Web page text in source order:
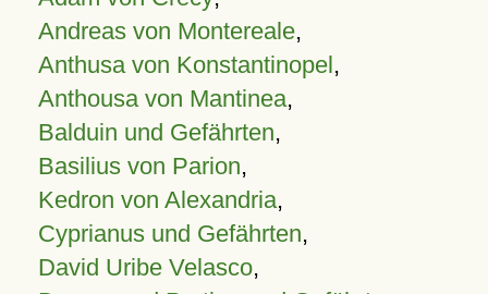
Andreas von Montereale,
Anthusa von Konstantinopel,
Anthousa von Mantinea,
Balduin und Gefährten,
Basilius von Parion,
Kedron von Alexandria,
Cyprianus und Gefährten,
David Uribe Velasco,